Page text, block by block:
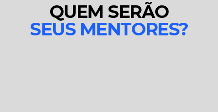
QUEM SERÃO
SEUS MENTORES?